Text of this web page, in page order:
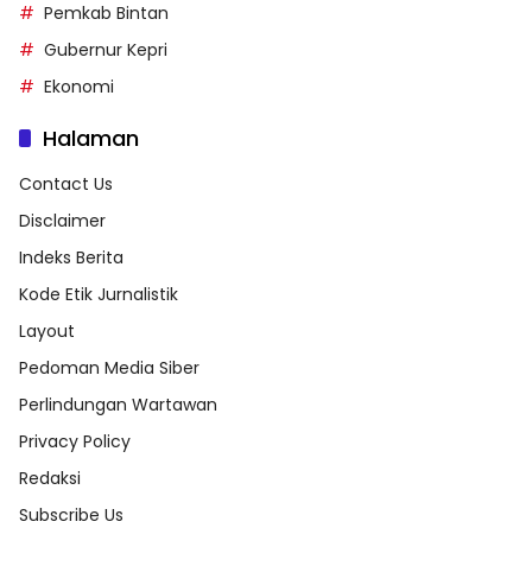
Pemkab Bintan
Gubernur Kepri
Ekonomi
Halaman
Contact Us
Disclaimer
Indeks Berita
Kode Etik Jurnalistik
Layout
Pedoman Media Siber
Perlindungan Wartawan
Privacy Policy
Redaksi
Subscribe Us